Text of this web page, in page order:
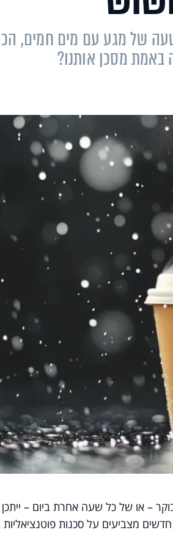
של מגע עם מים חמים,
באמת מסכן אותנו?
– או של כל שעה אחרת ביום –
מצביעים על סכנות